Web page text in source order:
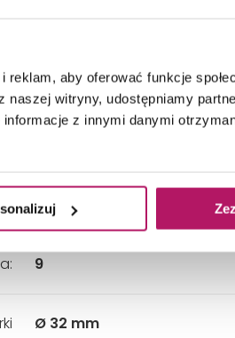
aby oferować funkcje
witryny, udostępniamy
z innymi danymi
400 mm
600 mm
Stal węglowa
9
Ø 32 mm